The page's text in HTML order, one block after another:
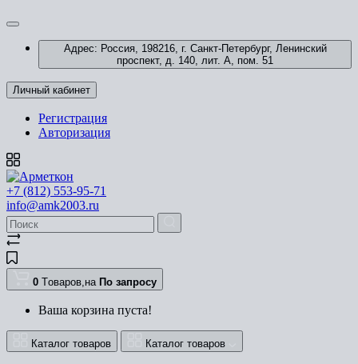
Адрес: Россия, 198216, г. Санкт-Петербург, Ленинский
проспект, д. 140, лит. А, пом. 51
Личный кабинет
Регистрация
Авторизация
+7 (812) 553-95-71
info@amk2003.ru
0 Tоваров,на По запросу
Ваша корзина пуста!
Каталог товаров Каталог товаров